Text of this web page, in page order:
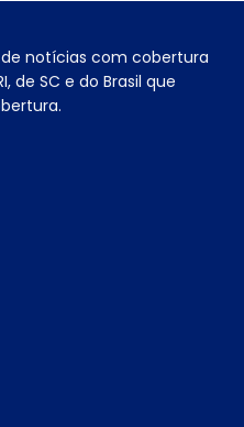
notícias com cobertura
de SC e do Brasil que